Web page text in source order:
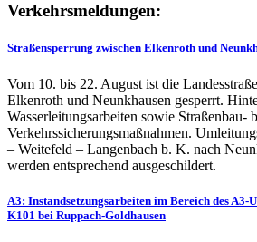
Verkehrsmeldungen:
Straßensperrung zwischen Elkenroth und
Vom 10. bis 22. August ist die
Elkenroth und Neunkhausen gesperrt.
Wasserleitungsarbeiten sowie Straßenbau-
Verkehrssicherungsmaßnahmen.
– Weitefeld – Langenbach b. K. nach
werden entsprechend ausgeschildert.
A3: Instandsetzungsarbeiten im Bereich des A3-
K101 bei Ruppach-Goldhausen